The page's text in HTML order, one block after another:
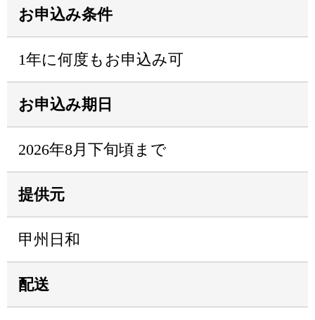
お申込み条件
1年に何度もお申込み可
お申込み期日
2026年8月下旬頃まで
提供元
甲州日和
配送